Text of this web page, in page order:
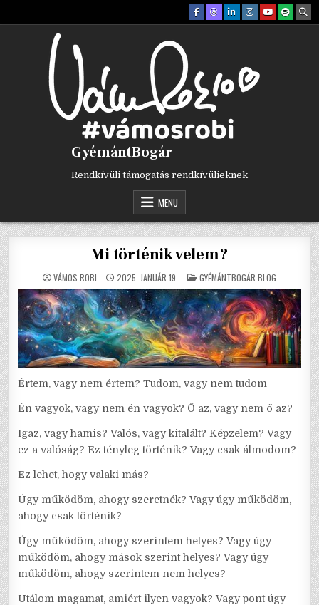
GyémántBogár
Rendkívüli támogatás rendkívülieknek
MENU
Mi történik velem?
VÁMOS ROBI 2025. JANUÁR 19. POSTED
IN
GYÉMÁNTBOGÁR BLOG
Értem, vagy nem értem? Tudom, vagy nem tudom
Én vagyok, vagy nem én vagyok? Ő az, vagy nem ő az?
Igaz, vagy hamis? Valós, vagy kitalált? Képzelem? Vagy
ez a valóság? Ez tényleg történik? Vagy csak álmodom?
Ez lehet, hogy valaki más?
Úgy működöm, ahogy szeretnék? Vagy úgy működöm,
ahogy csak történik?
Úgy működöm, ahogy szerintem helyes? Vagy úgy
működöm, ahogy mások szerint helyes? Vagy úgy
működöm, ahogy szerintem nem helyes?
Utálom magamat, amiért ilyen vagyok? Vagy pont úgy